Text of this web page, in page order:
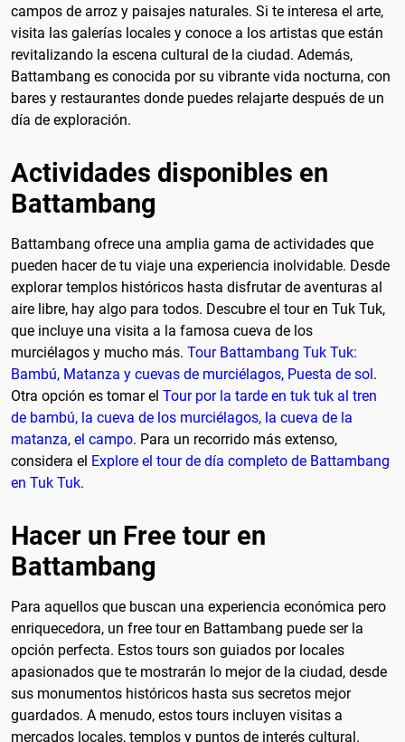
campos de arroz y paisajes naturales. Si te interesa el arte,
visita las galerías locales y conoce a los artistas que están
revitalizando la escena cultural de la ciudad. Además,
Battambang es conocida por su vibrante vida nocturna, con
bares y restaurantes donde puedes relajarte después de un
día de exploración.
Actividades disponibles en
Battambang
Battambang ofrece una amplia gama de actividades que
pueden hacer de tu viaje una experiencia inolvidable. Desde
explorar templos históricos hasta disfrutar de aventuras al
aire libre, hay algo para todos. Descubre el tour en Tuk Tuk,
que incluye una visita a la famosa cueva de los
murciélagos y mucho más. Tour Battambang Tuk Tuk:
Bambú, Matanza y cuevas de murciélagos, Puesta de sol .
Otra opción es tomar el Tour por la tarde en tuk tuk al tren
de bambú, la cueva de los murciélagos, la cueva de la
matanza, el campo. Para un recorrido más extenso,
considera el Explore el tour de día completo de Battambang
en Tuk Tuk.
Hacer un Free tour en
Battambang
Para aquellos que buscan una experiencia económica pero
enriquecedora, un free tour en Battambang puede ser la
opción perfecta. Estos tours son guiados por locales
apasionados que te mostrarán lo mejor de la ciudad, desde
sus monumentos históricos hasta sus secretos mejor
guardados. A menudo, estos tours incluyen visitas a
mercados locales, templos y puntos de interés cultural.